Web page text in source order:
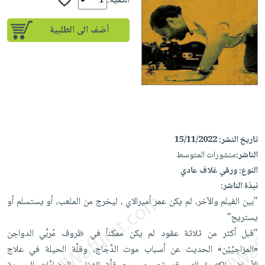
كتب
أكاديمية
صندوق
القراءة
iKitab
بلا
حدود
أسئلة
يتكرر
iKitab
على
Android
تحميل
iKitab
على
Apple
يتكرر
طرحها
تحميل
masmu3
على
masmu3
على
Apple
المواضيع
الأكثر
مبيعاً
إختياراتنا
وسائل
القراءة
جوائز
الصحة
والعناية
الشخصية
أجهزة
العناية
الشخصية
العناية
وتصفيف
الشعر
العناية
بالجسم
المطبخ
والسفرة
جديد
الكل
أواني
الطهي
أدوات
متجر
الهدايا
أقسام
أضف الى الطلبية
تاريخ النشر:15/11/2022
الناشر:منشورات المتوسط
النوع:ورقي غلاف عادي
نبذة الناشر:
"بين الفيلم والآخر، لم يكن عمر أميرالاي ، ليخرج من الملعب، أو يستسلم أو
يستريح"
"قبل أكثر من ثلاثة عقود لم يكن ممكناً في ظروف مُربِّي الدواجن
«المزاجيِّيْن» الحديث عن أسباب موت الدَّجَاج، وقلَّة الحيلة في علاج